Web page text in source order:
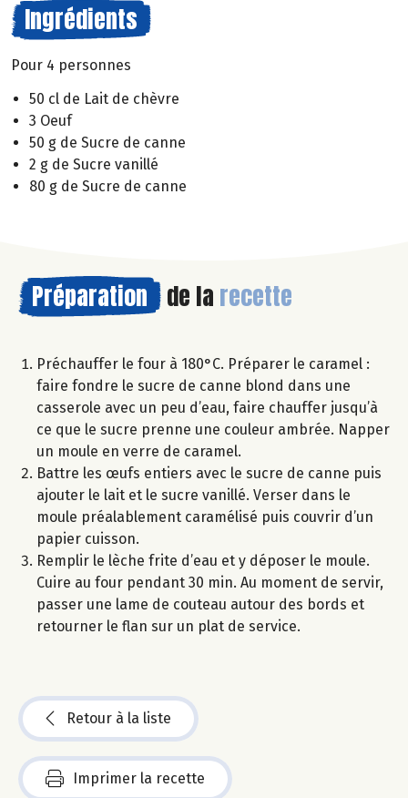
Ingrédients
Pour 4 personnes
50 cl de Lait de chèvre
3 Oeuf
50 g de Sucre de canne
2 g de Sucre vanillé
80 g de Sucre de canne
Préparation de la recette
Préchauffer le four à 180°C. Préparer le caramel :
faire fondre le sucre de canne blond dans une
casserole avec un peu d’eau, faire chauffer jusqu’à
ce que le sucre prenne une couleur ambrée. Napper
un moule en verre de caramel.
Battre les œufs entiers avec le sucre de canne puis
ajouter le lait et le sucre vanillé. Verser dans le
moule préalablement caramélisé puis couvrir d’un
papier cuisson.
Remplir le lèche frite d’eau et y déposer le moule.
Cuire au four pendant 30 min. Au moment de servir,
passer une lame de couteau autour des bords et
retourner le flan sur un plat de service.
Retour à la liste
Imprimer la recette